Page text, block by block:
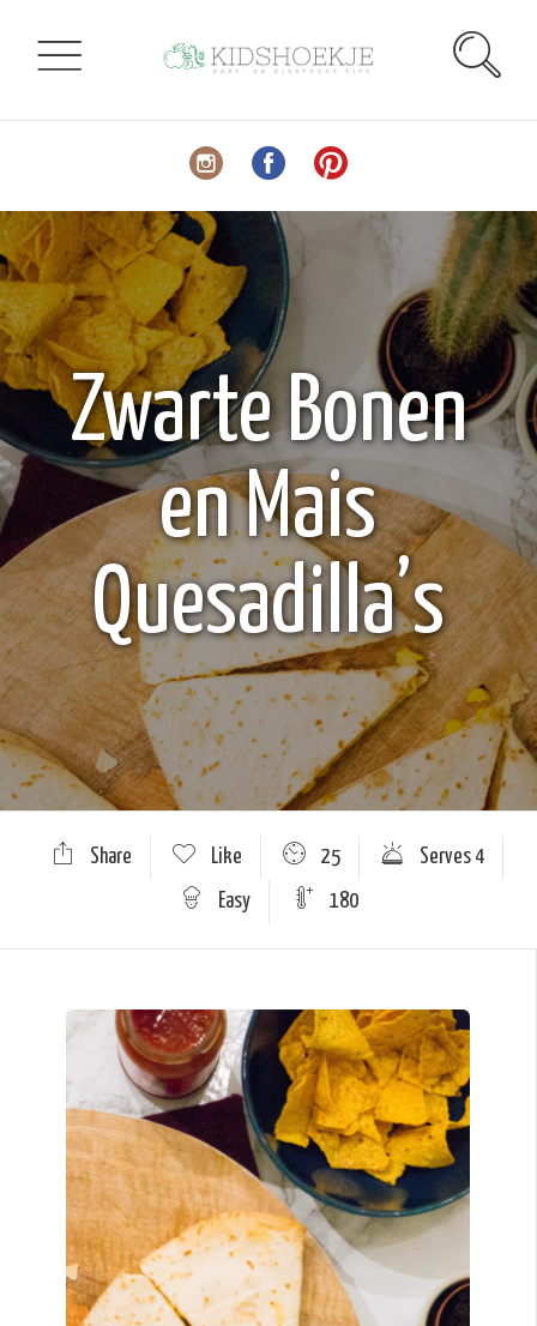
Zwarte Bonen
en Mais
Quesadilla’s
Share Like 25 Serves 4
Easy 180